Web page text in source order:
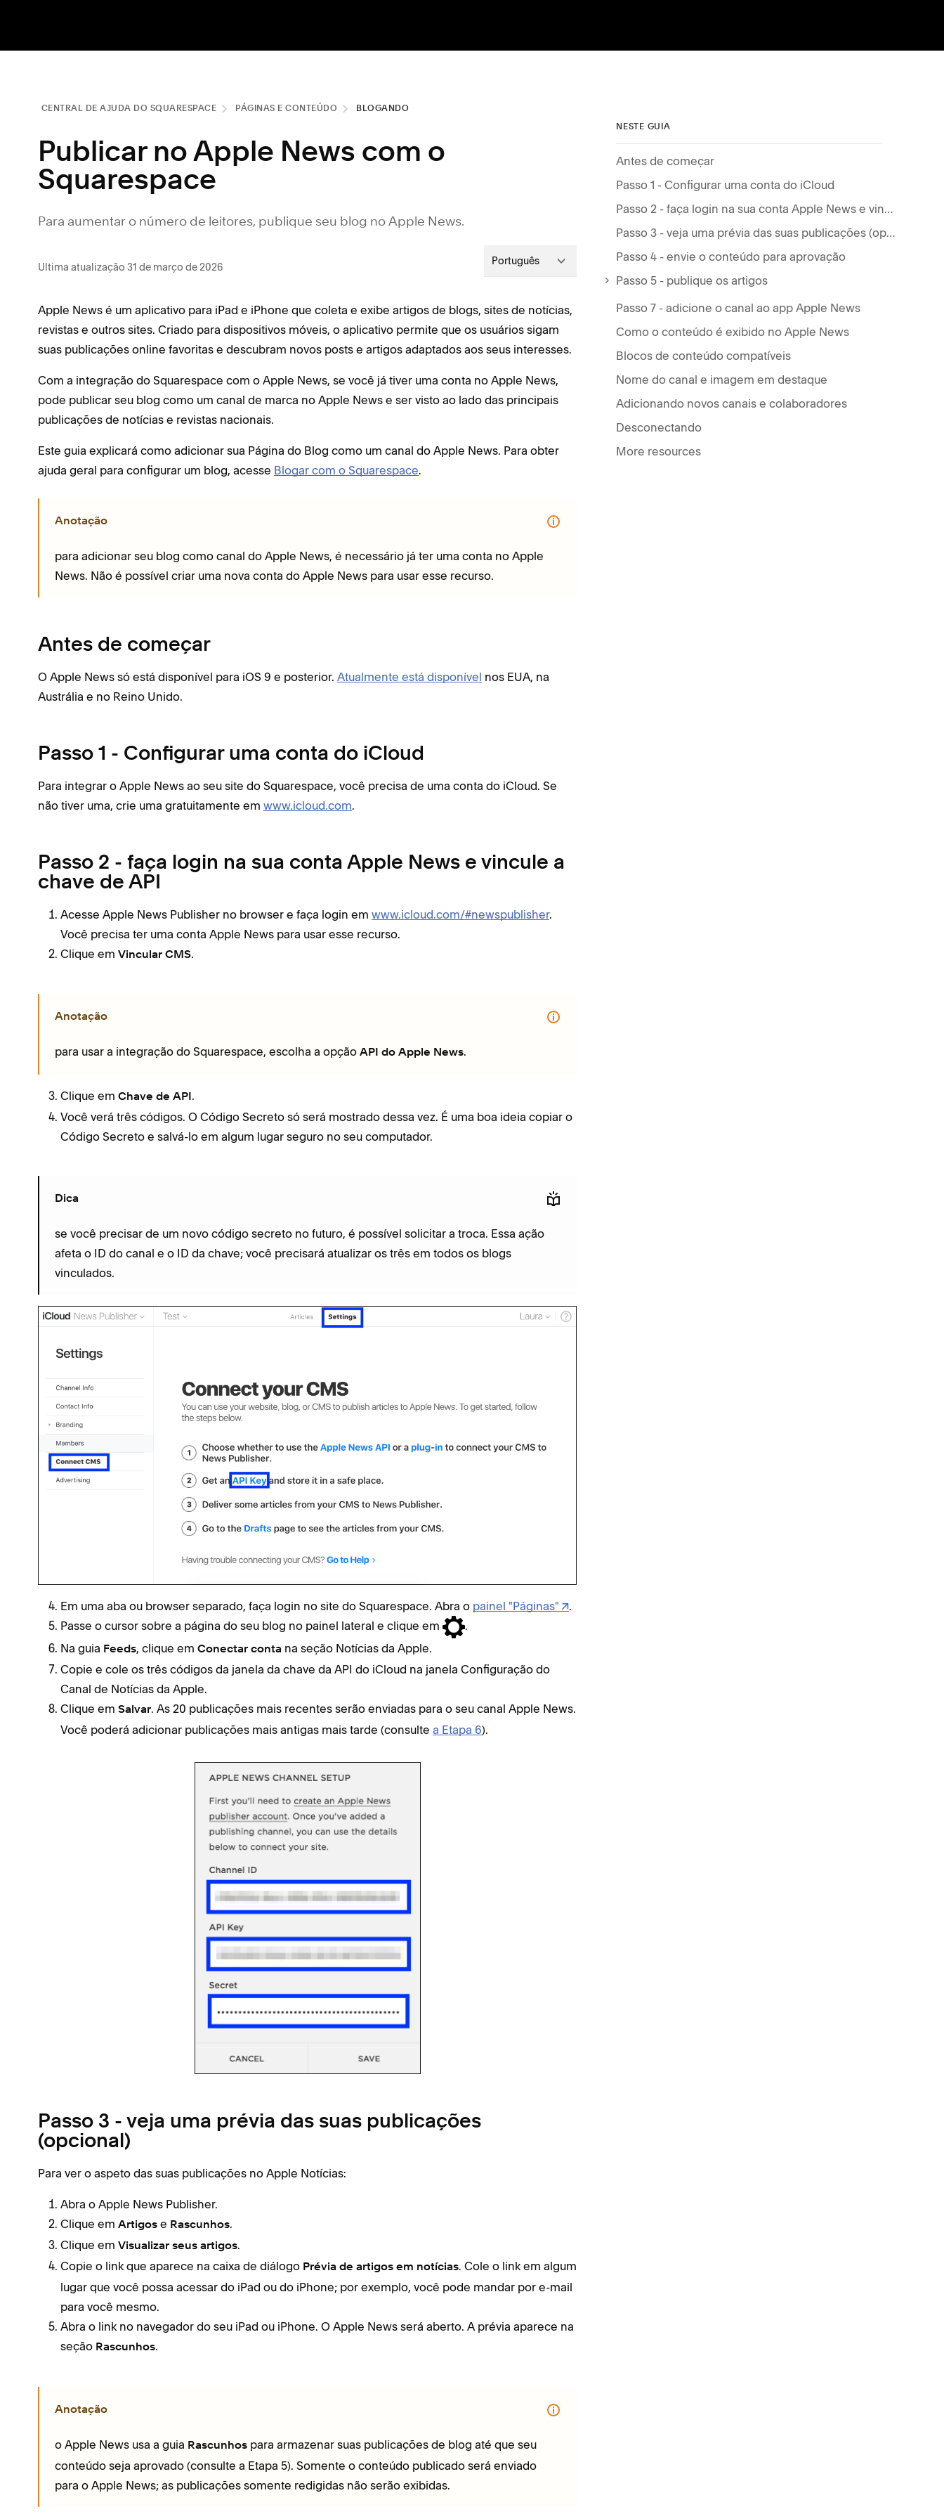
CENTRAL DE AJUDA DO SQUARESPACE PÁGINAS E CONTEÚDO BLOGANDO
Publicar no Apple News com o
Squarespace
Para aumentar o número de leitores, publique seu blog no Apple News.
Ultima atualização 31 de março de 2026 Português
Apple News é um aplicativo para iPad e iPhone que coleta e exibe artigos de blogs, sites de notícias,
revistas e outros sites. Criado para dispositivos móveis, o aplicativo permite que os usuários sigam
suas publicações online favoritas e descubram novos posts e artigos adaptados aos seus interesses.
Com a integração do Squarespace com o Apple News, se você já tiver uma conta no Apple News,
pode publicar seu blog como um canal de marca no Apple News e ser visto ao lado das principais
publicações de notícias e revistas nacionais.
Este guia explicará como adicionar sua Página do Blog como um canal do Apple News. Para obter
ajuda geral para configurar um blog, acesse Blogar com o Squarespace.
Anotação
para adicionar seu blog como canal do Apple News, é necessário já ter uma conta no Apple
News. Não é possível criar uma nova conta do Apple News para usar esse recurso.
Antes de começar
O Apple News só está disponível para iOS 9 e posterior. Atualmente está disponível nos EUA, na
Austrália e no Reino Unido.
Passo 1 - Configurar uma conta do iCloud
Para integrar o Apple News ao seu site do Squarespace, você precisa de uma conta do iCloud. Se
não tiver uma, crie uma gratuitamente em www.icloud.com.
Passo 2 - faça login na sua conta Apple News e vincule a
chave de API
Acesse Apple News Publisher no browser e faça login em www.icloud.com/#newspublisher.
Você precisa ter uma conta Apple News para usar esse recurso.
Clique em Vincular CMS.
Anotação
para usar a integração do Squarespace, escolha a opção API do Apple News.
Clique em Chave de API .
Você verá três códigos. O Código Secreto só será mostrado dessa vez. É uma boa ideia copiar o
Código Secreto e salvá-lo em algum lugar seguro no seu computador.
Dica
se você precisar de um novo código secreto no futuro, é possível solicitar a troca. Essa ação
afeta o ID do canal e o ID da chave; você precisará atualizar os três em todos os blogs
vinculados.
Em uma aba ou browser separado, faça login no site do Squarespace. Abra o painel "Páginas"
.
Passe o cursor sobre a página do seu blog no painel lateral e clique em
.
Na guia Feeds, clique em Conectar conta na seção Notícias da Apple.
Copie e cole os três códigos da janela da chave da API do iCloud na janela Configuração do
Canal de Notícias da Apple.
Clique em Salvar. As 20 publicações mais recentes serão enviadas para o seu canal Apple News.
Você poderá adicionar publicações mais antigas mais tarde (consulte a Etapa 6).
Passo 3 - veja uma prévia das suas publicações
(opcional)
Para ver o aspeto das suas publicações no Apple Notícias:
Abra o Apple News Publisher.
Clique em Artigos e Rascunhos.
Clique em Visualizar seus artigos.
Copie o link que aparece na caixa de diálogo Prévia de artigos em notícias. Cole o link em algum
lugar que você possa acessar do iPad ou do iPhone; por exemplo, você pode mandar por e-mail
para você mesmo.
Abra o link no navegador do seu iPad ou iPhone. O Apple News será aberto. A prévia aparece na
seção Rascunhos.
Anotação
o Apple News usa a guia Rascunhos para armazenar suas publicações de blog até que seu
conteúdo seja aprovado (consulte a Etapa 5). Somente o conteúdo publicado será enviado
para o Apple News; as publicações somente redigidas não serão exibidas.
NESTE GUIA
Antes de começar
Passo 1 - Configurar uma conta do iCloud
Passo 2 - faça login na sua conta Apple News e vincule a chave de API
Passo 3 - veja uma prévia das suas publicações (opcional)
Passo 4 - envie o conteúdo para aprovação
Passo 5 - publique os artigos
Passo 7 - adicione o canal ao app Apple News
Como o conteúdo é exibido no Apple News
Blocos de conteúdo compatíveis
Nome do canal e imagem em destaque
Adicionando novos canais e colaboradores
Desconectando
More resources